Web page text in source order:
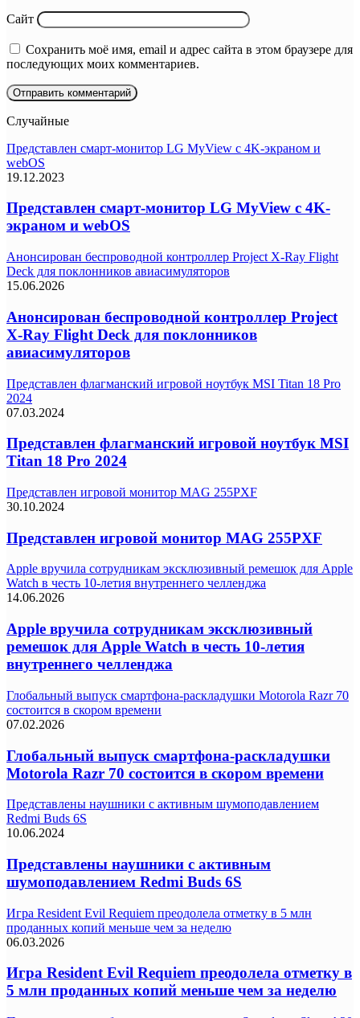
Сайт
Сохранить моё имя, email и адрес сайта в этом браузере для
последующих моих комментариев.
Случайные
Представлен смарт-монитор LG MyView с 4K-экраном и
webOS
19.12.2023
Представлен смарт-монитор LG MyView с 4K-
экраном и webOS
Анонсирован беспроводной контроллер Project X-Ray Flight
Deck для поклонников авиасимуляторов
15.06.2026
Анонсирован беспроводной контроллер Project
X-Ray Flight Deck для поклонников
авиасимуляторов
Представлен флагманский игровой ноутбук MSI Titan 18 Pro
2024
07.03.2024
Представлен флагманский игровой ноутбук MSI
Titan 18 Pro 2024
Представлен игровой монитор MAG 255PXF
30.10.2024
Представлен игровой монитор MAG 255PXF
Apple вручила сотрудникам эксклюзивный ремешок для Apple
Watch в честь 10-летия внутреннего челленджа
14.06.2026
Apple вручила сотрудникам эксклюзивный
ремешок для Apple Watch в честь 10-летия
внутреннего челленджа
Глобальный выпуск смартфона-раскладушки Motorola Razr 70
состоится в скором времени
07.02.2026
Глобальный выпуск смартфона-раскладушки
Motorola Razr 70 состоится в скором времени
Представлены наушники с активным шумоподавлением
Redmi Buds 6S
10.06.2024
Представлены наушники с активным
шумоподавлением Redmi Buds 6S
Игра Resident Evil Requiem преодолела отметку в 5 млн
проданных копий меньше чем за неделю
06.03.2026
Игра Resident Evil Requiem преодолела отметку в
5 млн проданных копий меньше чем за неделю